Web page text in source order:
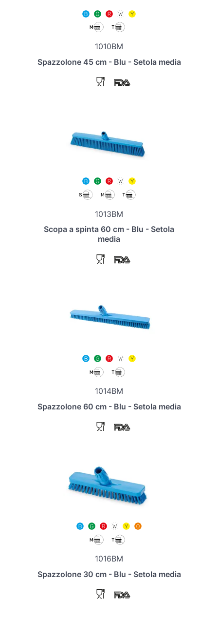
1010BM
Spazzolone 45 cm - Blu - Setola media
1013BM
Scopa a spinta 60 cm - Blu - Setola
media
1014BM
Spazzolone 60 cm - Blu - Setola media
1016BM
Spazzolone 30 cm - Blu - Setola media